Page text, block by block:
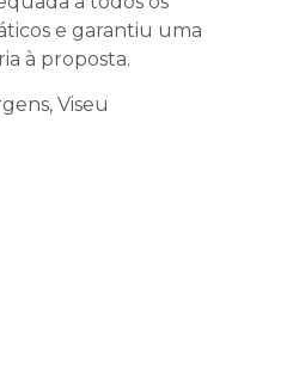
e garantiu uma
à proposta.
Viseu